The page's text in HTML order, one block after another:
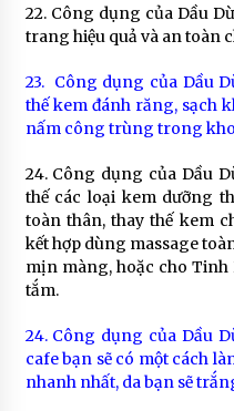
22. Công dụng của Dầu
trang hiệu quả và an toàn
23. Công dụng của Dầu
thế kem đánh răng, sạch
nấm công trùng trong
24. Công dụng của Dầu
thế các loại kem dưỡng
toàn thân, thay thế kem
kết hợp dùng massage
mịn màng, hoặc cho Tinh
tắm.
24. Công dụng của Dầu
cafe bạn sẽ có một cách
nhanh nhất, da bạn sẽ